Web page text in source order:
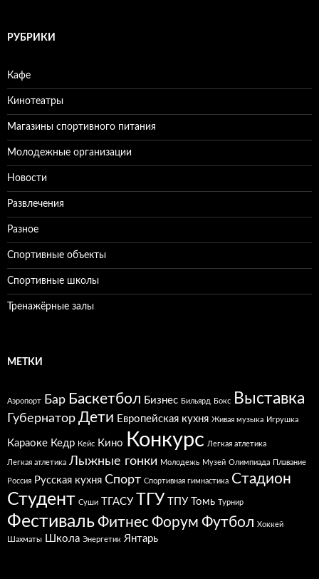
иРУБРИКИ
Кафе
Кинотеатры
Магазины спортивного питания
Молодежные организации
Новости
Развлечения
Разное
Спортивные объекты
Спортивные школы
Тренажёрные залы
МЕТКИ
Аэропорт Бар Баскетбол Бизнес Бильярд Бокс Выставка
Губернатор Дети Европейская кухня Живая музыка Игрушка
Караоке Кедр Кейс Кино Конкурс Легкая атлетика
Легкая атлетика Лыжные гонки Молодежь Музей Олимпиада Плавание
Россия Русская кухня Спорт Спортивная гимнастика Стадион
Студент Суши ТГАСУ ТГУ ТПУ Томь Турнир
ФестивальФитнесФорум Футбол Хоккей
Шахматы Школа Энергетик Янтарь